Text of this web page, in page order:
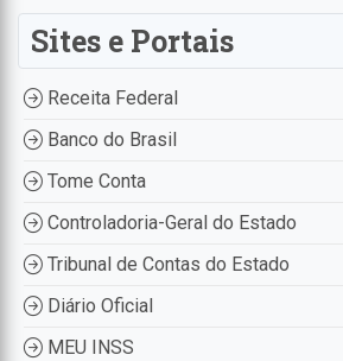
Sites e Portais
Receita Federal
Banco do Brasil
Tome Conta
Controladoria-Geral do Estado
Tribunal de Contas do Estado
Diário Oficial
MEU INSS